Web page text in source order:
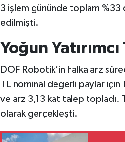
3 işlem gününde toplam %33
edilmişti.
Yoğun
DOF Robotik’in halka arz
TL nominal değerli paylar
ve arz 3,13 kat talep topladı.
olarak gerçekleşti.